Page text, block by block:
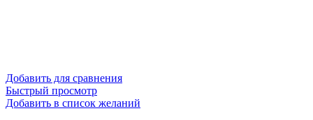
Добавить для сравнения
Быстрый просмотр
Добавить в список желаний